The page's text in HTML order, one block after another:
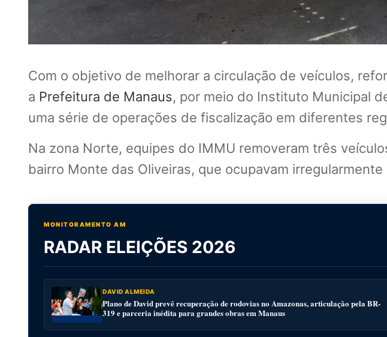
Com o objetivo de melhorar a circulação de veículos,
a Prefeitura de Manaus, por meio do Instituto Municipal
uma série de operações de fiscalização em diferentes
Na zona Norte, equipes do IMMU removeram três
bairro Monte das Oliveiras, que ocupavam
MONITORAMENTO AM
RADAR ELEIÇÕES 2026
DAVID ALMEIDA
Plano de David prevê recuperação de rodovias no Amazonas, articulação pela BR-
319 e parceria inédita para grandes obras em Manaus